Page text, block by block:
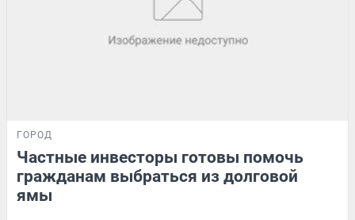
ГОРОД
Частные инвесторы готовы помочь
гражданам выбраться из долговой
ямы